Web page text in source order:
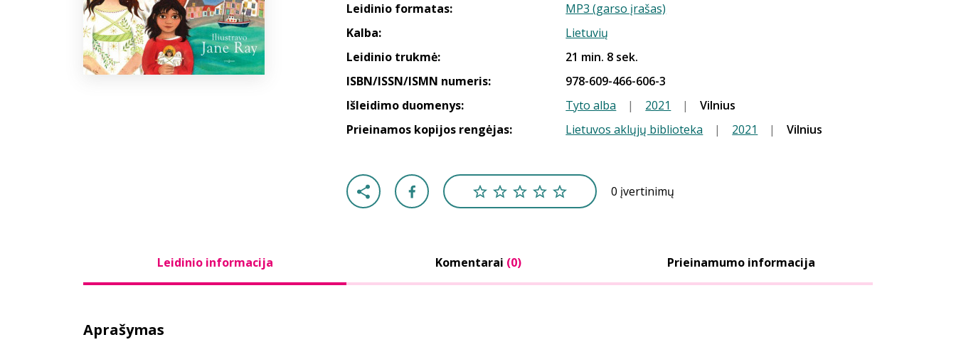
Leidinio formatas:
MP3 (garso įrašas)
Kalba:
Lietuvių
Leidinio trukmė:
21 min. 8 sek.
ISBN/ISSN/ISMN numeris:
978-609-466-606-3
Išleidimo duomenys:
Tyto alba | 2021 |
Vilnius
Prieinamos kopijos rengėjas:
Lietuvos aklųjų biblioteka | 2021 | Vilnius
0 įvertinimų
Leidinio informacija Komentarai (0) Prieinamumo informacija
Aprašymas